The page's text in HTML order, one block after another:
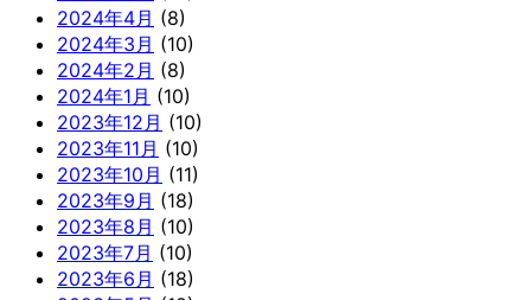
2024年4月 (8)
2024年3月 (10)
2024年2月 (8)
2024年1月 (10)
2023年12月 (10)
2023年11月 (10)
2023年10月 (11)
2023年9月 (18)
2023年8月 (10)
2023年7月 (10)
2023年6月 (18)